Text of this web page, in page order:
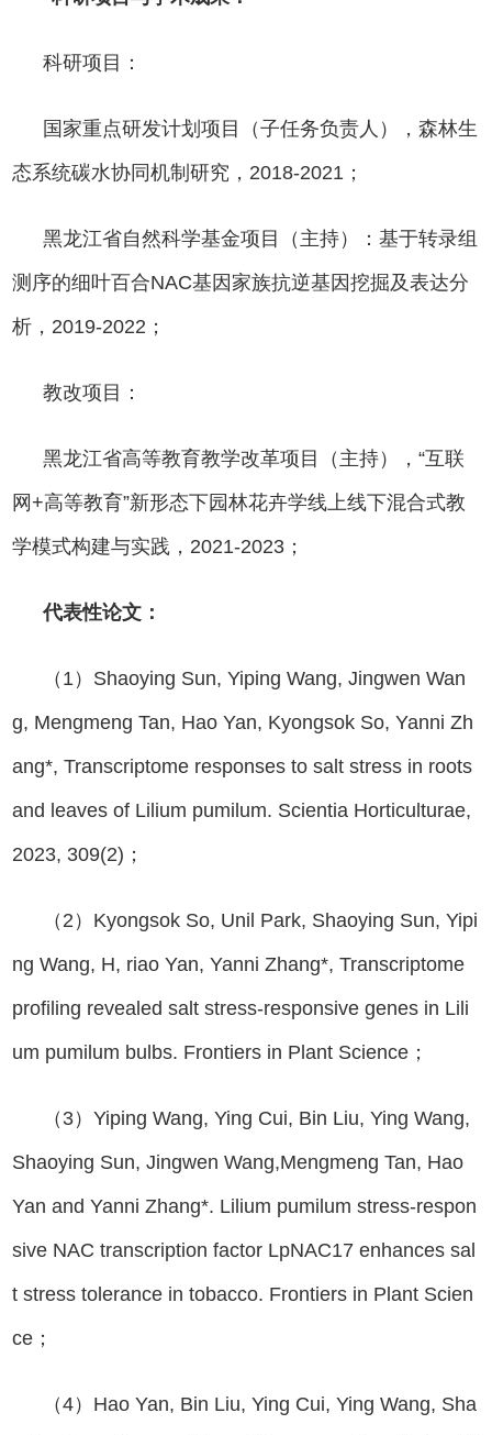
科研项目：
国家重点研发计划项目（子任务负责人），森林生
态系统碳水协同机制研究，2018-2021；
黑龙江省自然科学基金项目（主持）：基于转录组
测序的细叶百合NAC基因家族抗逆基因挖掘及表达分
析，2019-2022；
教改项目：
黑龙江省高等教育教学改革项目（主持），“互联
网+高等教育”新形态下园林花卉学线上线下混合式教
学模式构建与实践，2021-2023；
代表性论文：
（1）Shaoying Sun, Yiping Wang, Jingwen Wan
g, Mengmeng Tan, Hao Yan, Kyongsok So, Yanni Zh
ang*, Transcriptome responses to salt stress in roots
and leaves of Lilium pumilum. Scientia Horticulturae,
2023, 309(2)；
（2）Kyongsok So, Unil Park, Shaoying Sun, Yipi
ng Wang, H, riao Yan, Yanni Zhang*, Transcriptome
profiling revealed salt stress-responsive genes in Lili
um pumilum bulbs. Frontiers in Plant Science；
（3）Yiping Wang, Ying Cui, Bin Liu, Ying Wang,
Shaoying Sun, Jingwen Wang,Mengmeng Tan, Hao
Yan and Yanni Zhang*. Lilium pumilum stress-respon
sive NAC transcription factor LpNAC17 enhances sal
t stress tolerance in tobacco. Frontiers in Plant Scien
ce；
（4）Hao Yan, Bin Liu, Ying Cui, Ying Wang, Sha